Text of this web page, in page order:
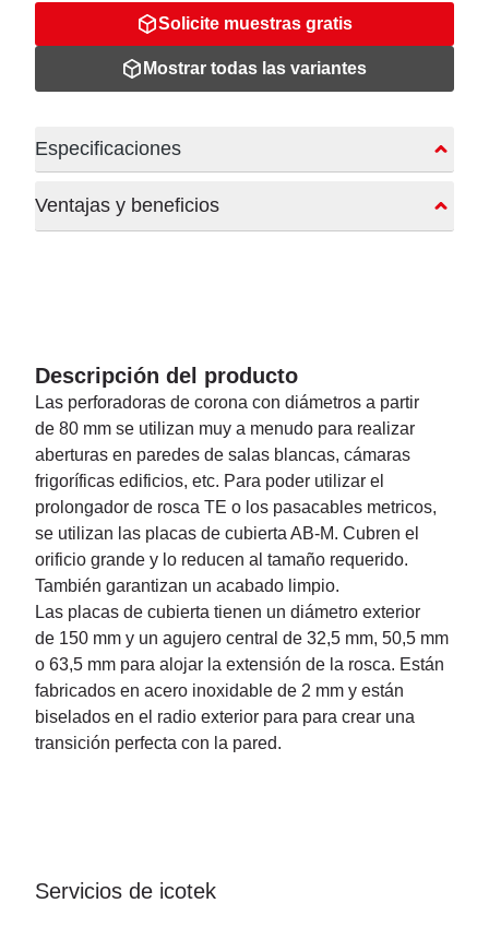
Solicite muestras gratis
Mostrar todas las variantes
Especificaciones
Ventajas y beneficios
Descripción del producto
Las perforadoras de corona con diámetros a partir
de 80 mm se utilizan muy a menudo para realizar
aberturas en paredes de salas blancas, cámaras
frigoríficas edificios, etc. Para poder utilizar el
prolongador de rosca TE o los pasacables metricos,
se utilizan las placas de cubierta AB-M. Cubren el
orificio grande y lo reducen al tamaño requerido.
También garantizan un acabado limpio.
Las placas de cubierta tienen un diámetro exterior
de 150 mm y un agujero central de 32,5 mm, 50,5 mm
o 63,5 mm para alojar la extensión de la rosca. Están
fabricados en acero inoxidable de 2 mm y están
biselados en el radio exterior para para crear una
transición perfecta con la pared.
Servicios de icotek